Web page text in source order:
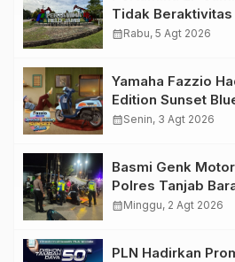
Tidak
Migas Demi
calendar_monthRabu, 5 Agt 2026
Yamaha Fazzio
Edition Sunset
Retro Summer
calendar_monthSenin, 3 Agt 2026
Basmi Genk
Polres Tanjab
Kendaraan
calendar_monthMinggu, 2 Agt 2026
PLN Hadirkan